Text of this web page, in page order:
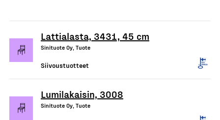
Lattialasta, 3431, 45 cm
Sinituote Oy, Tuote
Siivoustuotteet
Lumilakaisin, 3008
Sinituote Oy, Tuote